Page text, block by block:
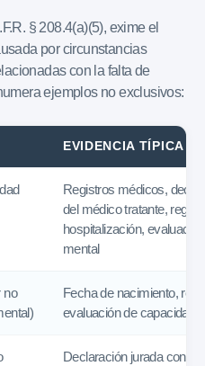
§ 208.4(a)(5), exime el
por circunstancias
con la falta de
ejemplos no exclusivos:
EVIDENCIA TÍPICA
Registros médicos,
del médico tratante,
hospitalización,
mental
no
Fecha de nacimiento,
evaluación de capacidad
Declaración jurada